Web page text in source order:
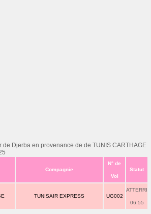
de Djerba en provenance de de TUNIS CARTHAGE
Compagnie
N° de
Vol
Statut
TUNISAIR EXPRESS UG002
ATTERRI
06:55